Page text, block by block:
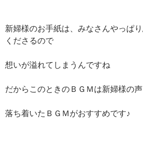
新婦様のお手紙は、みなさんやっぱ
くださるので
想いが溢れてしまうんですね
だからこのときのＢＧＭは新婦様の
落ち着いたＢＧＭがおすすめです♪